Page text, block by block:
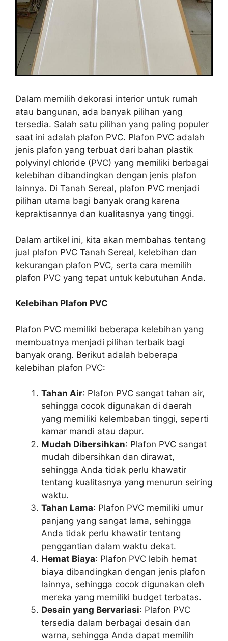
Dalam memilih dekorasi interior untuk rumah
atau bangunan, ada banyak pilihan yang
tersedia. Salah satu pilihan yang paling populer
saat ini adalah plafon PVC. Plafon PVC adalah
jenis plafon yang terbuat dari bahan plastik
polyvinyl chloride (PVC) yang memiliki berbagai
kelebihan dibandingkan dengan jenis plafon
lainnya. Di Tanah Sereal, plafon PVC menjadi
pilihan utama bagi banyak orang karena
kepraktisannya dan kualitasnya yang tinggi.
Dalam artikel ini, kita akan membahas tentang
jual plafon PVC Tanah Sereal, kelebihan dan
kekurangan plafon PVC, serta cara memilih
plafon PVC yang tepat untuk kebutuhan Anda.
Kelebihan Plafon PVC
Plafon PVC memiliki beberapa kelebihan yang
membuatnya menjadi pilihan terbaik bagi
banyak orang. Berikut adalah beberapa
kelebihan plafon PVC:
Tahan Air: Plafon PVC sangat tahan air,
sehingga cocok digunakan di daerah
yang memiliki kelembaban tinggi, seperti
kamar mandi atau dapur.
Mudah Dibersihkan: Plafon PVC sangat
mudah dibersihkan dan dirawat,
sehingga Anda tidak perlu khawatir
tentang kualitasnya yang menurun seiring
waktu.
Tahan Lama: Plafon PVC memiliki umur
panjang yang sangat lama, sehingga
Anda tidak perlu khawatir tentang
penggantian dalam waktu dekat.
Hemat Biaya: Plafon PVC lebih hemat
biaya dibandingkan dengan jenis plafon
lainnya, sehingga cocok digunakan oleh
mereka yang memiliki budget terbatas.
Desain yang Bervariasi: Plafon PVC
tersedia dalam berbagai desain dan
warna, sehingga Anda dapat memilih